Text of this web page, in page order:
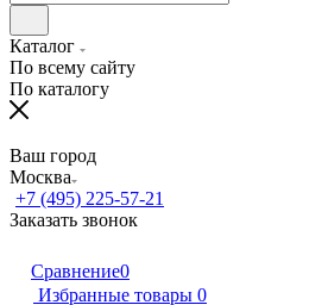
Каталог
По всему сайту
По каталогу
Ваш город
Москва
+7 (495) 225-57-21
Заказать звонок
Сравнение0
Избранные товары 0